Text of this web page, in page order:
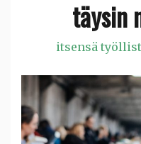
täysin
itsensä